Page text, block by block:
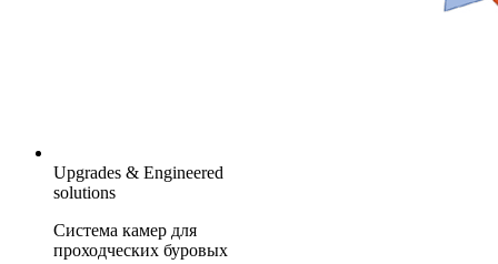
Upgrades & Engineered
solutions
Система камер для
проходческих буровых